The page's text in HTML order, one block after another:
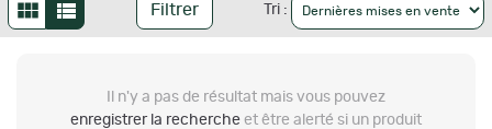
Filtrer Tri :
Il n'y a pas de résultat mais vous pouvez
enregistrer la recherche et être alerté si un produit